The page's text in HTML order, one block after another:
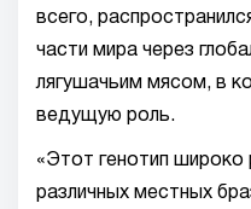
всего,
части мира через
лягушачьим мясом, в
ведущую роль.
«Этот генотип широко
различных местных